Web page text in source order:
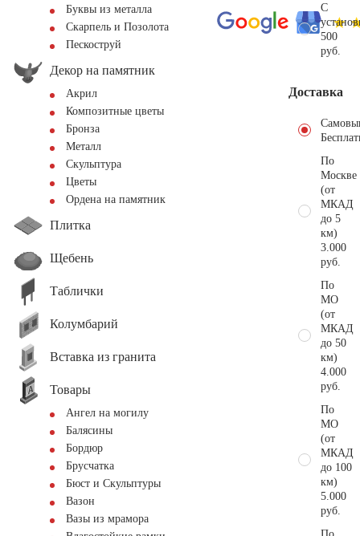
Буквы из металла
Скарпель и Позолота
Пескоструй
Декор на памятник
Акрил
Композитные цветы
Бронза
Металл
Скульптура
Цветы
Ордена на памятник
Плитка
Щебень
Таблички
Колумбарий
Вставка из гранита
Товары
Ангел на могилу
Балясины
Бордюр
Брусчатка
Бюст и Скульптуры
Вазон
Вазы из мрамора
С
500
руб.
Доставка
По
Москве
(от
МКАД
до 5
км)
3.000
руб.
По
МО
(от
МКАД
до 50
км)
4.000
руб.
По
МО
(от
МКАД
до 100
км)
5.000
руб.